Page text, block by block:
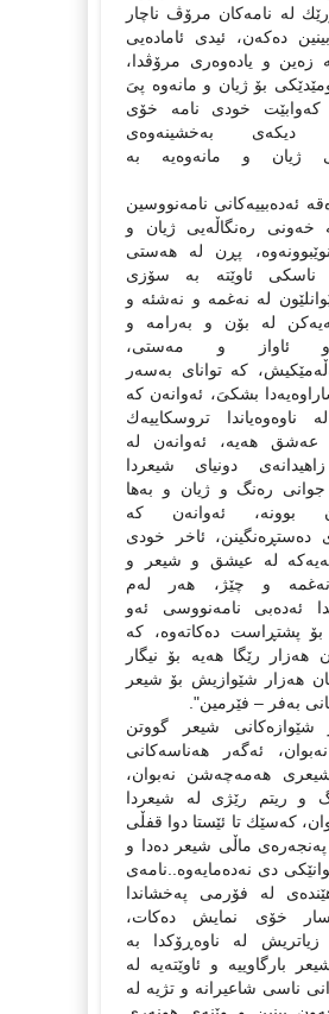
لە نامەكان مرۆڤ ناچار
دەكەن، ئیدى ئامادەیى
زەین و یادەوەرى مرۆڤدا،
بۆ ژیان و مانەوە پىَ
كەوابێت خودى نامە خۆى
دیكەى بەخشینەوەى
ژیان و مانەوەیە بە
ئەدەبییەكانى نامەنووسین
خەونى رەنگاڵەیى ژیان و
پڕن لە هەستى
ناسكى ئاوێتە بە سۆزى
لە نەغمە و نەشئە و
لە بۆن و بەرامە و
ئاواز و مەستى،
كە تواناى بەسەر
بشكىَ، ئەوانەن كە
ناوەوەیاندا تروسكاییەك
عەشق هەیە، ئەوانەن لە
دونیاى شیعردا
جوانى رەنگ و ژیان و بەها
بوونە، ئەوانەن كە
دەستڕەنگینن، ئاخر خودى
لە عیشق و شیعر و
و چێژ، هەر لەم
ئەدەبى نامەنووسى ئەو
پشتڕاست دەكاتەوە، كە
هەزار رێگا هەیە بۆ نیگار
هەزار شێوازیش بۆ شیعر
بەفر – فێرمین".
شێوازەكانى شیعر گووتن
ئەگەر هەناسەكانى
هەمەچەشن نەبوان،
و ریتم رێژى لە شیعردا
كەسێك تا ئێستا دوا قفڵى
پەنجەرەى ماڵى شیعر دەدا و
دى نەدەمایەوە..نامەى
لە فۆرمى پەخشاندا
خۆى نمایش دەكات،
زیاتریش لە ناوەڕۆكدا بە
بارگاوییە و ئاوێتەیە لە
ناسى شاعیرانە و تژیە لە